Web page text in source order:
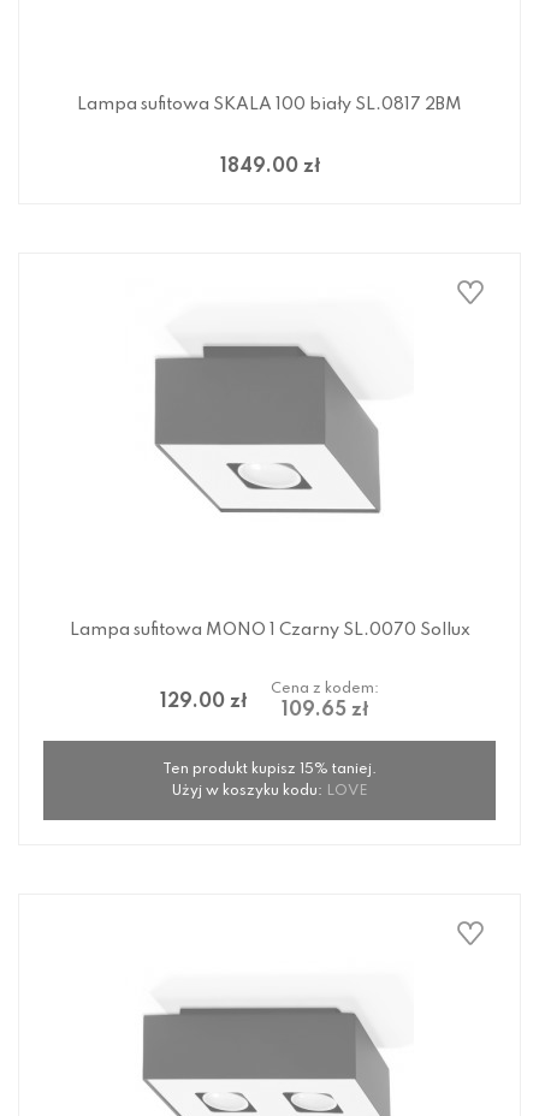
Lampa sufitowa SKALA 100 biały SL.0817 2BM
1849.00 zł
Lampa sufitowa MONO 1 Czarny SL.0070 Sollux
129.00 zł
Cena z kodem:
109.65 zł
Ten produkt kupisz 15% taniej.
Użyj w koszyku kodu: LOVE